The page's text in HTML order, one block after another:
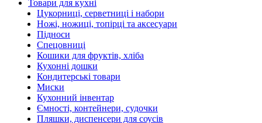
Товари для кухні
Цукорниці, серветниці і набори
Ножі, ножиці, топірці та аксесуари
Підноси
Спецовниці
Кошики для фруктів, хліба
Кухонні дошки
Кондитерські товари
Миски
Кухонний інвентар
Ємності, контейнери, судочки
Пляшки, диспенсери для соусів